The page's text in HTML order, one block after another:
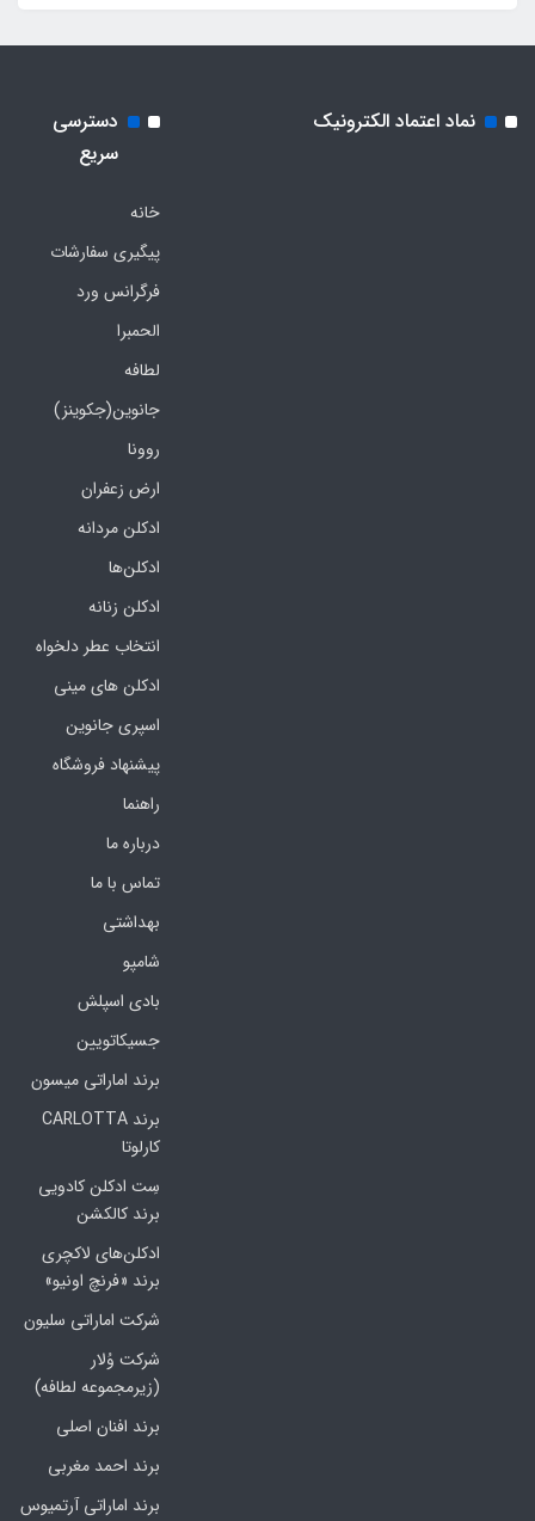
نماد اعتماد الکترونیک
دسترسی
سریع
خانه
پیگیری سفارشات
فرگرانس ورد
الحمبرا
لطافه
جانوین(جکوینز)
روونا
ارض زعفران
ادکلن مردانه
ادکلن‌ها
ادکلن زنانه
انتخاب عطر دلخواه
ادکلن های مینی
اسپری جانوین
پیشنهاد فروشگاه
راهنما
درباره ما
تماس با ما
بهداشتی
شامپو
بادی اسپلش
جسیکاتویین
برند اماراتی میسون
برند CARLOTTA
کارلوتا
سِت ادکلن کادویی
برند کالکشن
ادکلن‌های لاکچری
برند «فرنچ اونیو»
شرکت اماراتی سلیون
شرکت وُلار
(زیرمجموعه لطافه)
برند افنان اصلی
برند احمد مغربی
برند اماراتی آرتمیوس